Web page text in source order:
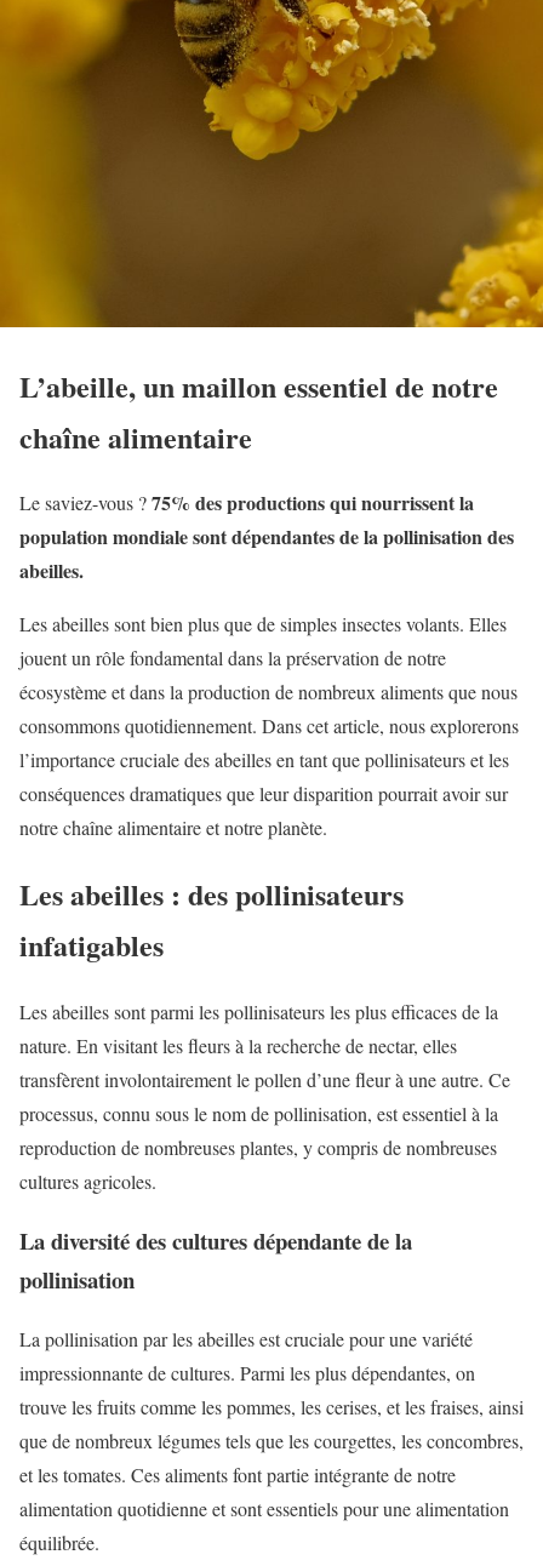
L’abeille, un maillon essentiel de notre
chaîne alimentaire
Le saviez-vous ?75% des productions qui nourrissent la
population mondiale sont dépendantes de la pollinisation des
abeilles.
Les abeilles sont bien plus que de simples insectes volants. Elles
jouent un rôle fondamental dans la préservation de notre
écosystème et dans la production de nombreux aliments que nous
consommons quotidiennement. Dans cet article, nous explorerons
l’importance cruciale des abeilles en tant que pollinisateurs et les
conséquences dramatiques que leur disparition pourrait avoir sur
notre chaîne alimentaire et notre planète.
Les abeilles : des pollinisateurs
infatigables
Les abeilles sont parmi les pollinisateurs les plus efficaces de la
nature. En visitant les fleurs à la recherche de nectar, elles
transfèrent involontairement le pollen d’une fleur à une autre. Ce
processus, connu sous le nom de pollinisation, est essentiel à la
reproduction de nombreuses plantes, y compris de nombreuses
cultures agricoles.
La diversité des cultures dépendante de la
pollinisation
La pollinisation par les abeilles est cruciale pour une variété
impressionnante de cultures. Parmi les plus dépendantes, on
trouve les fruits comme les pommes, les cerises, et les fraises, ainsi
que de nombreux légumes tels que les courgettes, les concombres,
et les tomates. Ces aliments font partie intégrante de notre
alimentation quotidienne et sont essentiels pour une alimentation
équilibrée.